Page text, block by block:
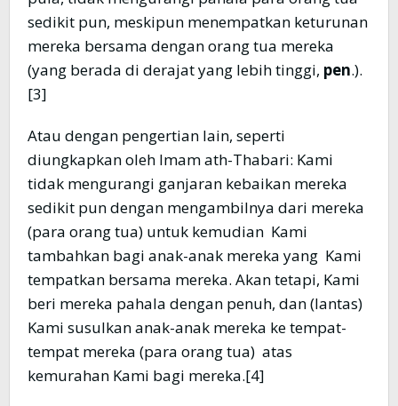
sedikit pun, meskipun menempatkan keturunan
mereka bersama dengan orang tua mereka
(yang berada di derajat yang lebih tinggi, pen.).
[3]
Atau dengan pengertian lain, seperti
diungkapkan oleh Imam ath-Thabari: Kami
tidak mengurangi ganjaran kebaikan mereka
sedikit pun dengan mengambilnya dari mereka
(para orang tua) untuk kemudian Kami
tambahkan bagi anak-anak mereka yang Kami
tempatkan bersama mereka. Akan tetapi, Kami
beri mereka pahala dengan penuh, dan (lantas)
Kami susulkan anak-anak mereka ke tempat-
tempat mereka (para orang tua) atas
kemurahan Kami bagi mereka.[4]